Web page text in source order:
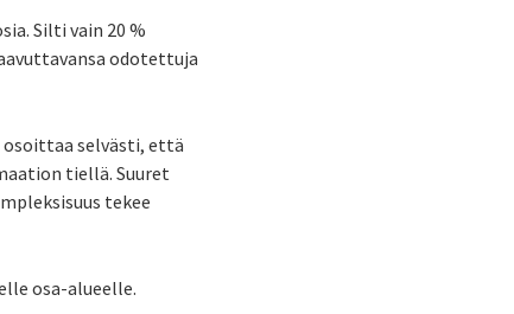
Silti vain 20 %
odotettuja
osoittaa selvästi, että
tiellä. Suuret
tekee
osa-alueelle.